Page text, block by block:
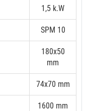
1,5 k.W
SPM 10
180x50
mm
74x70 mm
1600 mm